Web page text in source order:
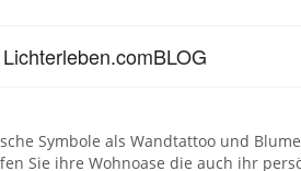
Symbole als Wandtattoo und
Sie ihre Wohnoase die auch ihr